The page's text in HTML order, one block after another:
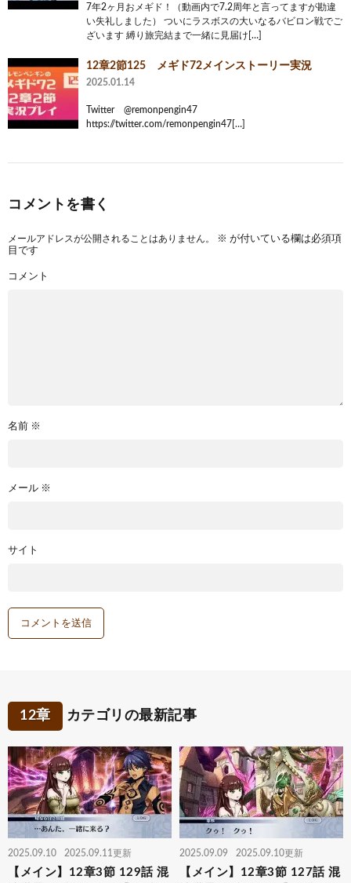
7年2ヶ月おメギド！（動画内で7.2周年と言ってますが勘違
い失礼しました） ついにラスボスの大いなるバビロン戦でご
ざいます 縛り旅完結まで一緒に見届け[…]
12章2節125 メギド72メインストーリー実況
2025.01.14
Twitter @remonpengin47
https://twitter.com/remonpengin47[…]
コメントを書く
メールアドレスが公開されることはありません。 ※ が付いている欄は必須項
目です
コメント
名前 ※
メール ※
サイト
12章 カテゴリの最新記事
2025.09.10 2025.09.11更新
【メイン】12章3節 129話 混
2025.09.09 2025.09.10更新
【メイン】12章3節 127話 混